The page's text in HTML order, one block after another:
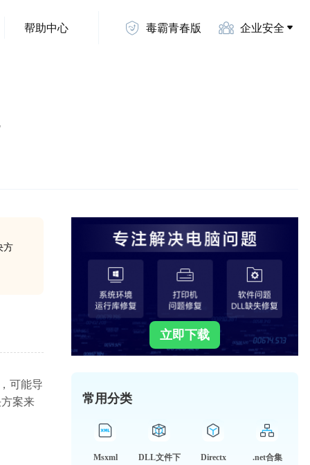
帮助中心 毒霸青春版 企业安全
方
可能导
案来
立即下载
常用分类
Msxml
DLL文件下
Directx .net合集